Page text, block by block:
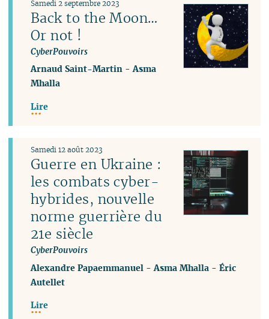
Back to the Moon…
Or not !
CyberPouvoirs
Samedi 2 septembre 2023
Arnaud Saint-Martin -Asma
Mhalla
Lire
Guerre en Ukraine :
les combats cyber-
hybrides, nouvelle
norme guerrière du
21e siècle
CyberPouvoirs
Samedi 12 août 2023
Alexandre Papaemmanuel -Asma Mhalla -Éric
Autellet
Lire